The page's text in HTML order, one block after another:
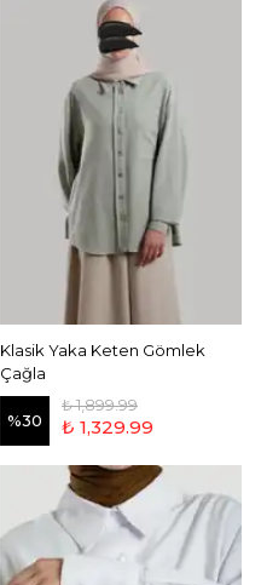
Klasik Yaka Keten Gömlek
Çağla
%30
₺ 1,899.99
₺ 1,329.99